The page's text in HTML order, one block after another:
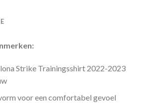
Strike Trainingsshirt 2022-2023
voor een comfortabel gevoel